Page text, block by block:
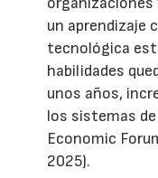
un aprendizaje
tecnológica
habilidades
unos años,
los sistemas
Economic
2025).